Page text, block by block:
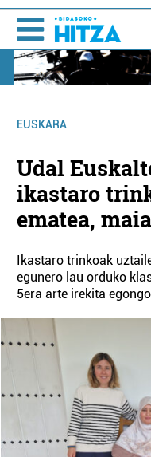
EUSKARA
Udal
ikastaro
ematea,
Ikastaro trinkoak
egunero lau orduko
5era arte irekita